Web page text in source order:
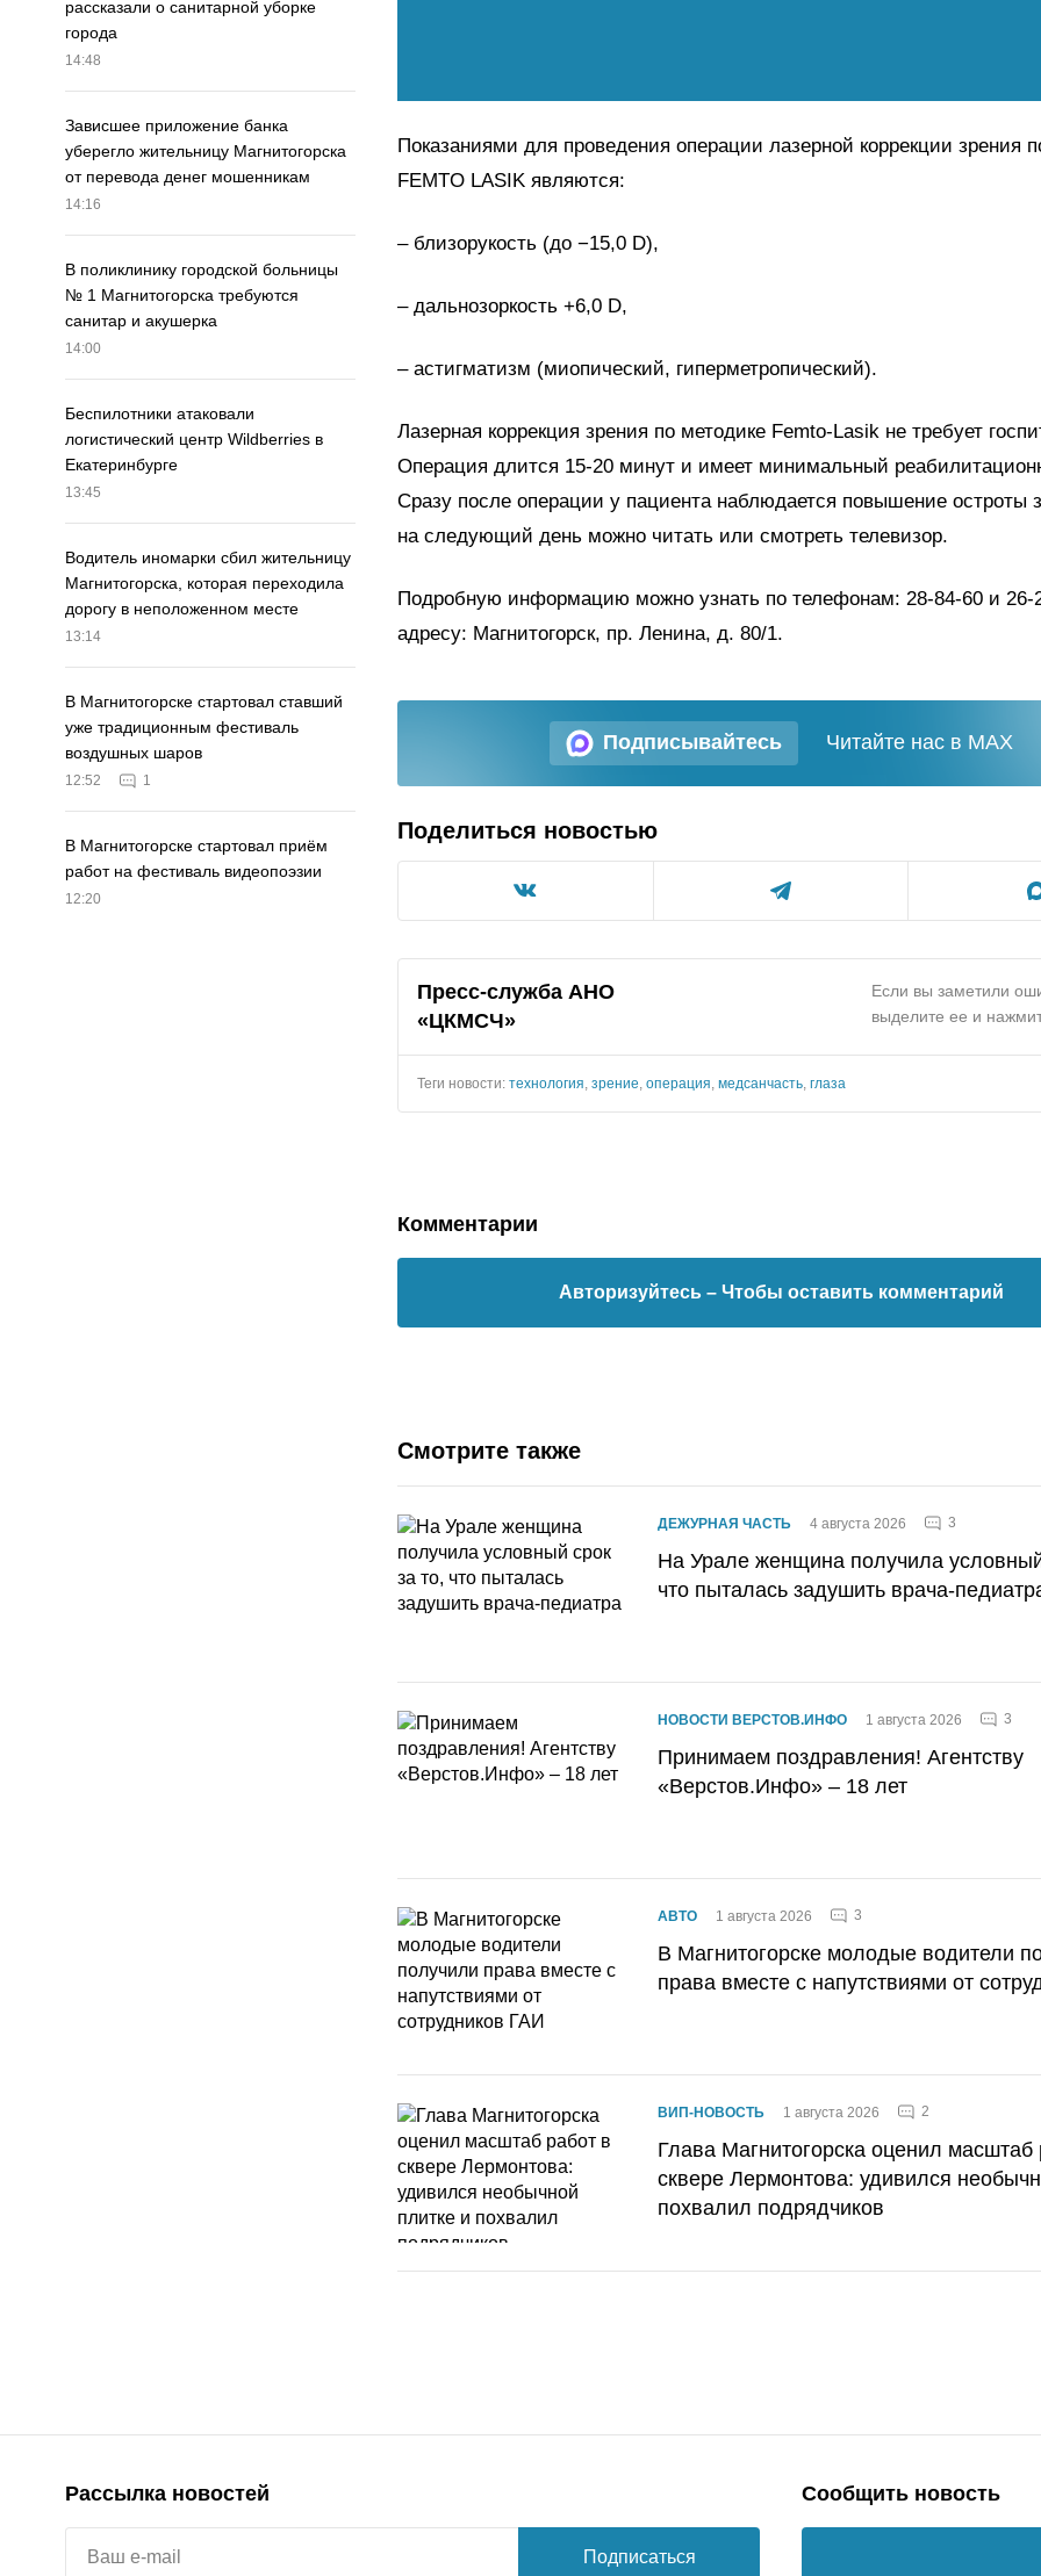
рассказали о санитарной уборке
города
14:48
Зависшее приложение банка
уберегло жительницу Магнитогорска
от перевода денег мошенникам
14:16
В поликлинику городской больницы
№ 1 Магнитогорска требуются
санитар и акушерка
14:00
Беспилотники атаковали
логистический центр Wildberries в
Екатеринбурге
13:45
Водитель иномарки сбил жительницу
Магнитогорска, которая переходила
дорогу в неположенном месте
13:14
В Магнитогорске стартовал ставший
уже традиционным фестиваль
воздушных шаров
12:52 1
В Магнитогорске стартовал приём
работ на фестиваль видеопоэзии
12:20
Показаниями для проведения операции лазерной коррекции зрения
FEMTO LASIK являются:
– близорукость (до −15,0 D),
– дальнозоркость +6,0 D,
– астигматизм (миопический, гиперметропический).
Лазерная коррекция зрения по методике Femto-Lasik не требует
Операция длится 15-20 минут и имеет минимальный
Сразу после операции у пациента наблюдается повышение остроты
на следующий день можно читать или смотреть телевизор.
Подробную информацию можно узнать по телефонам: 28-84-60 и 26-
адресу: Магнитогорск, пр. Ленина, д. 80/1.
Подписывайтесь Читайте нас в MAX
Поделиться новостью
Пресс-служба АНО
«ЦКМСЧ»
Если вы заметили
выделите ее и
Теги новости: технология зрение операция медсанчасть глаза
Комментарии
Авторизуйтесь – Чтобы оставить комментарий
Смотрите также
ДЕЖУРНАЯ ЧАСТЬ 4 августа 2026 3
На Урале женщина получила условный
что пыталась задушить врача-
НОВОСТИ ВЕРСТОВ.ИНФО 1 августа 2026 3
Принимаем поздравления! Агентству
«Верстов.Инфо» – 18 лет
АВТО 1 августа 2026 3
В Магнитогорске молодые водители
права вместе с напутствиями от
ВИП-НОВОСТЬ 1 августа 2026 2
Глава Магнитогорска оценил масштаб
сквере Лермонтова: удивился
похвалил подрядчиков
Рассылка новостей
Подписаться
Сообщить новость